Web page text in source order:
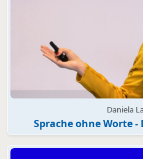
Daniela
Sprache ohne Worte -